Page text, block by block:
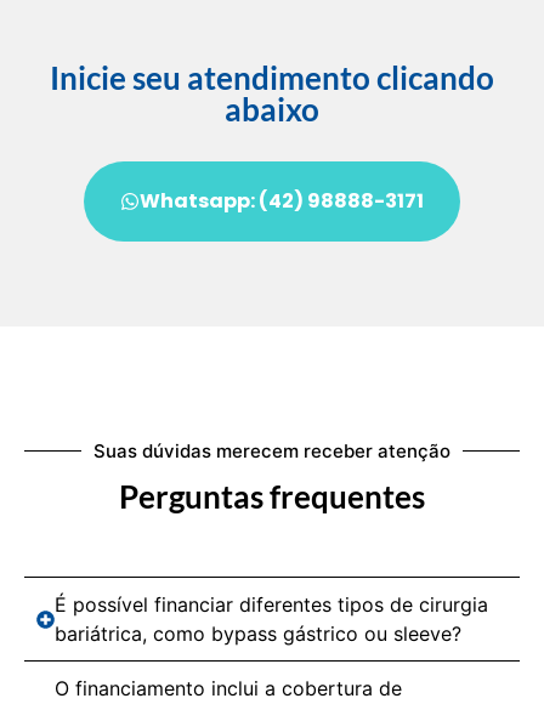
Inicie seu atendimento clicando
abaixo
Whatsapp: (42) 98888-3171
Suas dúvidas merecem receber atenção
Perguntas frequentes
É possível financiar diferentes tipos de cirurgia
bariátrica, como bypass gástrico ou sleeve?
O financiamento inclui a cobertura de